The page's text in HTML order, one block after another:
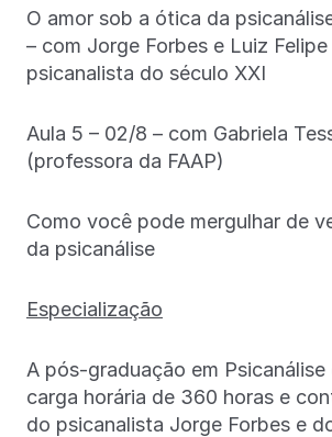
O amor sob a ótica da
– com Jorge Forbes e Luiz
psicanalista do século XXI
Aula 5 – 02/8 – com Gabriela
(professora da FAAP)
Como você pode mergulhar de
da psicanálise
Especialização
A pós-graduação em Psicanálise
carga horária de 360 horas e
do psicanalista Jorge Forbes e